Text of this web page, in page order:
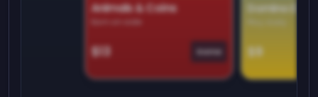
Animals & Coins
$13 Game
Domino
$9